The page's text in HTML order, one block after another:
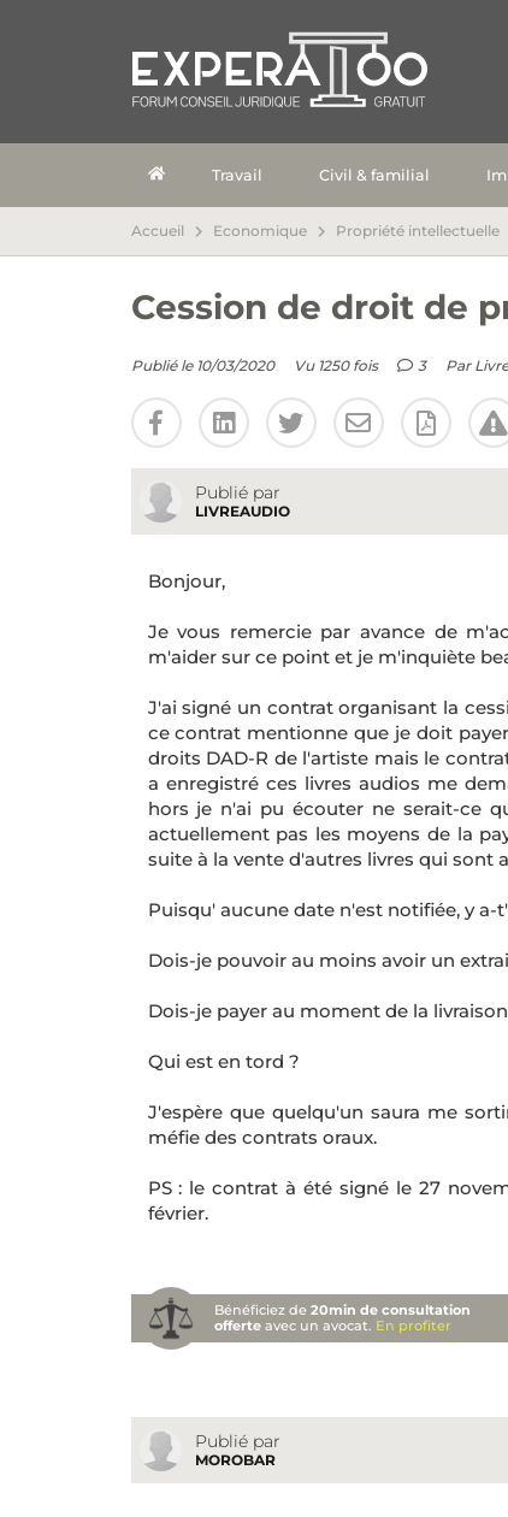
Travail Civil & familial
Accueil Economique Propriété intellectuelle
Cession de droit de
Publié le 10/03/2020 Vu 1250 fois 3 Par
Publié par
LIVREAUDIO
Bonjour,
Je vous remercie par avance de
m'aider sur ce point et je m'inquiète
J'ai signé un contrat organisant la
ce contrat mentionne que je doit
droits DAD-R de l'artiste mais le
a enregistré ces livres audios me
hors je n'ai pu écouter ne serait-ce
actuellement pas les moyens de la
suite à la vente d'autres livres qui sont
Puisqu' aucune date n'est notifiée, y a-
Dois-je pouvoir au moins avoir un
Dois-je payer au moment de la
Qui est en tord ?
J'espère que quelqu'un saura me
méfie des contrats oraux.
PS : le contrat à été signé le 27
février.
Bénéficiez de20min de consultation
offerte avec un avocat. En profiter
Publié par
MOROBAR